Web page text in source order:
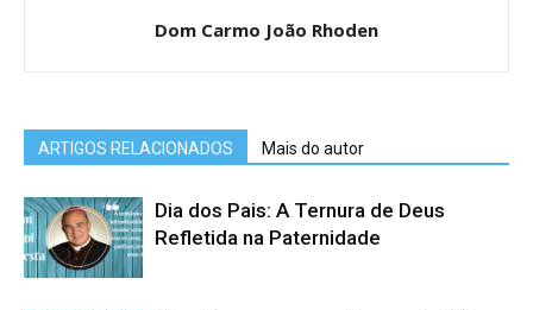
Dom Carmo João Rhoden
ARTIGOS RELACIONADOS Mais do autor
Dia dos Pais: A Ternura de Deus
Refletida na Paternidade